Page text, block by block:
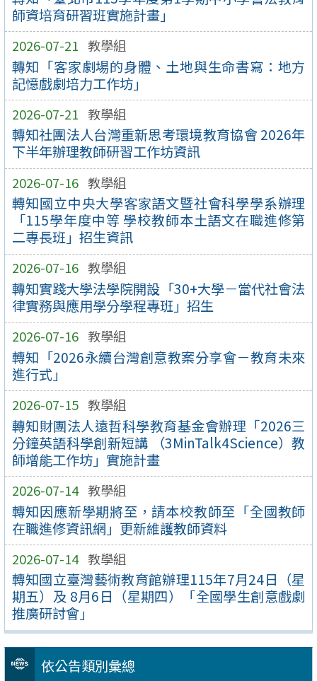
師資培育研習班實施計畫」
2026-07-21 教學組
轉知「客家劇場的身體、土地與生命書寫：地方
記憶戲劇培力工作坊」
2026-07-21 教學組
轉知社團法人台灣重新思考環境教育協會 2026年
下半年辦理教師研習工作坊資訊
2026-07-16 教學組
轉知國立中央大學客家語文暨社會科學學系辦理
「115學年度中等 學校教師本土語文在職進修第
二專長班」招生資訊
2026-07-16 教學組
轉知實踐大學法學院開設「30+大學－當代社會法
律實務與應用學分學程專班」招生
2026-07-16 教學組
轉知「2026永續台灣創意教案分享會－教育未來
進行式」
2026-07-15 教學組
轉知財團法人遠哲科學教育基金會辦理「2026三
分鐘英語科學創新短講 （3MinTalk4Science）教
師增能工作坊」實施計畫
2026-07-14 教學組
轉知因應新學期將至，請本校教師至「全國教師
在職進修資訊網」更新維護教師資料
2026-07-14 教學組
轉知國立臺灣藝術教育館辦理115年7月24日（星
期五）及 8月6日（星期四）「全國學生創意戲劇
推廣研討會」
依公告類別彙總